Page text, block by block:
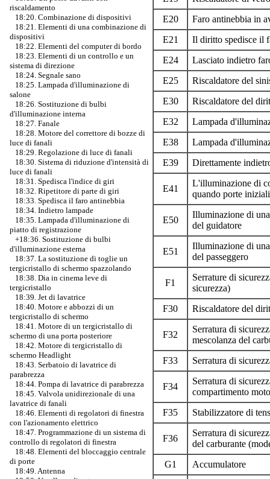
riscaldamento
18:20. Combinazione di dispositivi
18:21. Elementi di una combinazione di
dispositivi
18:22. Elementi del computer di bordo
18:23. Elementi di un controllo e un
sistema di direzione
18:24. Segnale sano
18:25. Lampada d'illuminazione di
salone
18:26. Sostituzione di bulbi
d'illuminazione interna
18:27. Fanale
18:28. Motore del correttore di bozze di
luce di fanali
18:29. Regolazione di luce di fanali
18:30. Sistema di riduzione d'intensità di
luce di fanali
18:31. Spedisca l'indice di giri
18:32. Ripetitore di parte di giri
18:33. Spedisca il faro antinebbia
18:34. Indietro lampade
18:35. Lampada d'illuminazione di
piatto di registrazione
+18:36. Sostituzione di bulbi
d'illuminazione esterna
18:37. La sostituzione di toglie un
tergicristallo di schermo spazzolando
18:38. Dia in cinema leve di
tergicristallo
18:39. Jet di lavatrice
18:40. Motore e abbozzi di un
tergicristallo di schermo
18:41. Motore di un tergicristallo di
schermo di una porta posteriore
18:42. Motore di tergicristallo di
schermo Headlight
18:43. Serbatoio di lavatrice di
parabrezza
18:44. Pompa di lavatrice di parabrezza
18:45. Valvola unidirezionale di una
lavatrice di fanali
18:46. Elementi di regolatori di finestra
con l'azionamento elettrico
18:47. Programmazione di un sistema di
controllo di regolatori di finestra
18:48. Elementi del bloccaggio centrale
di porte
18:49. Antenna
E20
Faro antinebbia in
E21
Il diritto spedisce il
E24
Lasciato indietro
E25
Riscaldatore del
E30
Riscaldatore del
E32
Lampada
E38
Lampada
E39
Direttamente
E41
L'illuminazione di
quando porte iniziali
E50
Illuminazione di
del guidatore
E51
Illuminazione di
del passeggero
F1
Serrature di
sicurezza)
F30
Riscaldatore del
F32
Serratura di
mescolanza del
F33
Serratura di
F34
Serratura di
compartimento
F35
Stabilizzatore di
F36
Serratura di
del carburante
G1
Accumulatore